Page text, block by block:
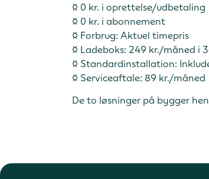
¤ 0 kr. i oprettelse/udbetaling
¤ 0 kr. i abonnement
¤ Forbrug: Aktuel timepris
¤ Ladeboks: 249 kr./måned i
¤ Standardinstallation:
¤ Serviceaftale: 89 kr./måned
De to løsninger på bygger